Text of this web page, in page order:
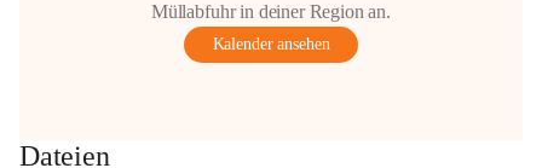
Wartungsarbeiten
Müllabfuhr in deiner Region an.
Kalender ansehen
Dateien